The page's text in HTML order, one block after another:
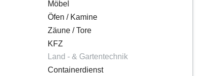
Möbel
Öfen / Kamine
Zäune / Tore
KFZ
Land - & Gartentechnik
Containerdienst